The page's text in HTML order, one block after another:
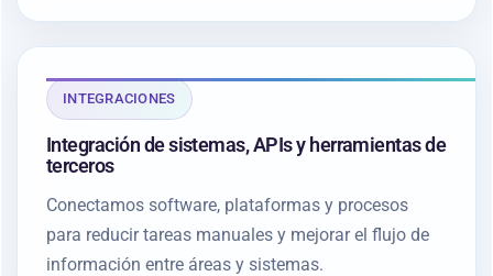
INTEGRACIONES
Integración de sistemas, APIs y herramientas de
terceros
Conectamos software, plataformas y procesos
para reducir tareas manuales y mejorar el flujo de
información entre áreas y sistemas.